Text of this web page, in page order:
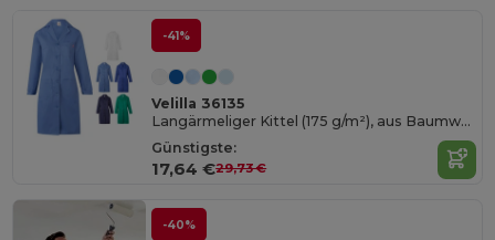
-41%
Velilla 36135
Langärmeliger Kittel (175 g/m²), aus Baumwollköper (35 %) und Polyester (65 %)
Günstigste:
17,64 €29,73 €
-40%